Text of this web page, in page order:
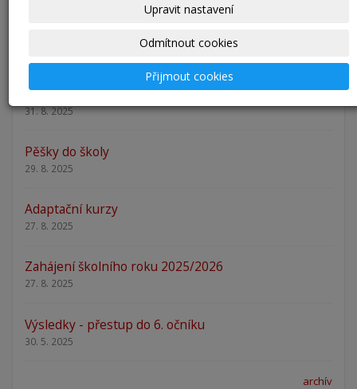
Nový školní rok - informace
31. 8. 2025
Pěšky do školy
29. 8. 2025
Adaptační kurzy
27. 8. 2025
Zahájení školního roku 2025/2026
27. 8. 2025
Výsledky - přestup do 6. očníku
30. 5. 2025
archív
Upravit nastavení
Odmítnout cookies
Přijmout cookies